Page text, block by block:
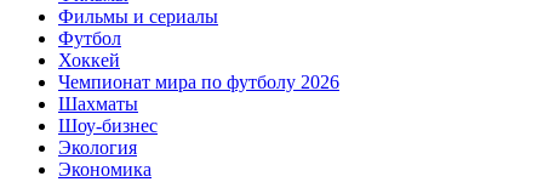
Фильмы и сериалы
Футбол
Хоккей
Чемпионат мира по футболу 2026
Шахматы
Шоу-бизнес
Экология
Экономика